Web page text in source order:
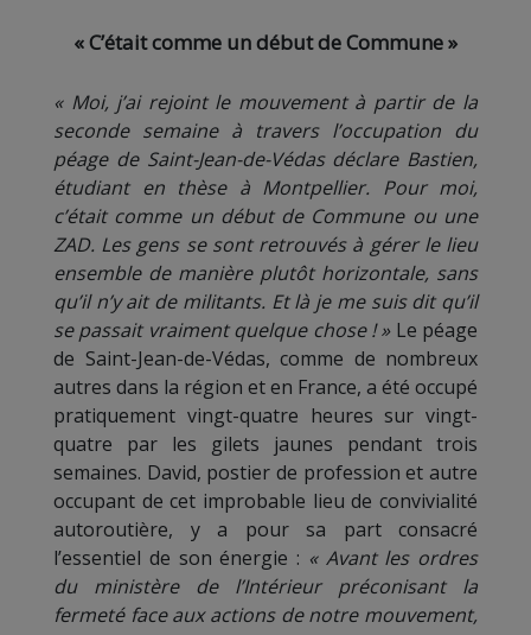
« C’était comme un début de Commune »
« Moi, j’ai rejoint le mouvement à partir de la
seconde semaine à travers l’occupation du
péage de Saint-Jean-de-Védas déclare Bastien,
étudiant en thèse à Montpellier. Pour moi,
c’était comme un début de Commune ou une
ZAD. Les gens se sont retrouvés à gérer le lieu
ensemble de manière plutôt horizontale, sans
qu’il n’y ait de militants. Et là je me suis dit qu’il
se passait vraiment quelque chose ! »Le péage
de Saint-Jean-de-Védas, comme de nombreux
autres dans la région et en France, a été occupé
pratiquement vingt-quatre heures sur vingt-
quatre par les gilets jaunes pendant trois
semaines. David, postier de profession et autre
occupant de cet improbable lieu de convivialité
autoroutière, y a pour sa part consacré
l’essentiel de son énergie : « Avant les ordres
du ministère de l’Intérieur préconisant la
fermeté face aux actions de notre mouvement,